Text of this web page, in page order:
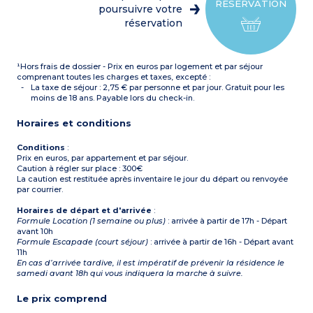
Salle de douche avec WC
Balcon ou terrasse sur la
RÉSERVATION
poursuivre votre
réservation
¹Hors frais de dossier - Prix en euros par logement et par séjour
comprenant toutes les charges et taxes, excepté :
La taxe de séjour : 2,75 € par personne et par jour. Gratuit pour les
moins de 18 ans. Payable lors du check-in.
Horaires et conditions
Conditions :
Prix en euros, par appartement et par séjour.
Caution à régler sur place : 300€
La caution est restituée après inventaire le jour du départ ou renvoyée
par courrier.
Horaires de départ et d'arrivée :
Formule Location (1 semaine ou plus) : arrivée à partir de 17h - Départ
avant 10h
Formule Escapade (court séjour) : arrivée à partir de 16h - Départ avant
11h
En cas d’arrivée tardive, il est impératif de prévenir la résidence le
samedi avant 18h qui vous indiquera la marche à suivre.
Le prix comprend